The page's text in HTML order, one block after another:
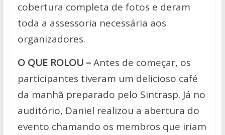
cobertura completa de fotos e deram
toda a assessoria necessária aos
organizadores.
O QUE ROLOU –Antes de começar, os
participantes tiveram um delicioso café
da manhã preparado pelo Sintrasp. Já no
auditório, Daniel realizou a abertura do
evento chamando os membros que iriam